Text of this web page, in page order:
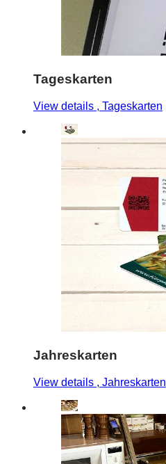
Tageskarten
View details , Tageskarten
Jahreskarten
View details , Jahreskarten